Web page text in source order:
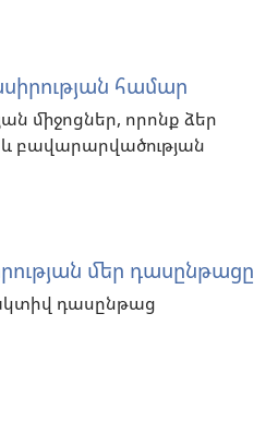
համար
միջոցներ, որոնք ձեր
և բավարարվածության
մեր դասընթացը
դասընթաց